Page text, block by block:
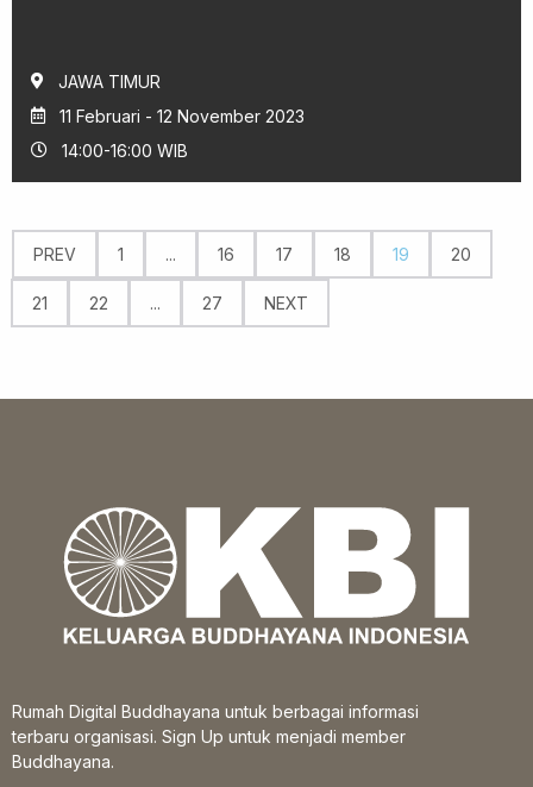
JAWA TIMUR
11 Februari - 12 November 2023
14:00-16:00 WIB
PREV 1 ... 16 17 18 19 20
21 22 ... 27 NEXT
Rumah Digital Buddhayana untuk berbagai informasi
terbaru organisasi. Sign Up untuk menjadi member
Buddhayana.